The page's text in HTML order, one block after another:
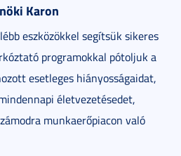
Karon
eszközökkel segítsük sikeres
programokkal pótoljuk a
esetleges hiányosságaidat,
életvezetésedet,
munkaerőpiacon való